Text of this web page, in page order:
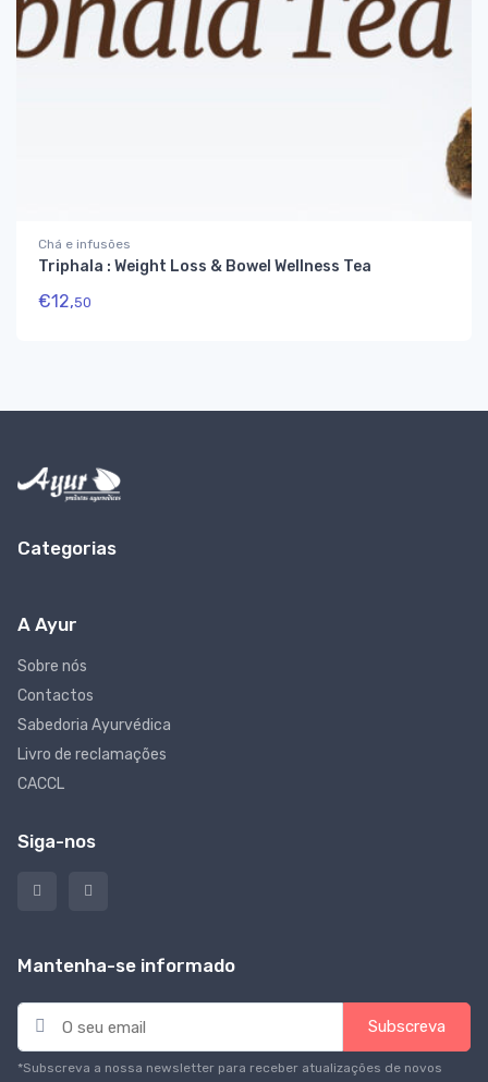
Chá e infusões
Triphala : Weight Loss & Bowel Wellness Tea
€12,50
Categorias
A Ayur
Sobre nós
Contactos
Sabedoria Ayurvédica
Livro de reclamações
CACCL
Siga-nos
Mantenha-se informado
E
a
i
Subscreva
*Subscreva a nossa newsletter para receber atualizações de novos